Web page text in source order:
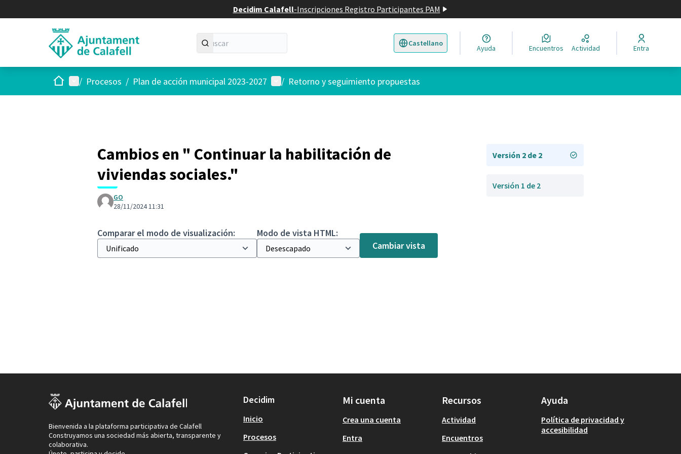
Decidim Calafell-Inscripciones Registro Participantes PAM
Castellano
Triar la llengua Elegir el idioma
Ayuda Encuentros Actividad Entra
InicioMenú principal
/ Procesos / Plan de acción municipal 2023-2027 Menú de usuario
/ Retorno y seguimiento propuestas
Cambios en " Continuar la habilitación de
viviendas sociales."
GO
28/11/2024 11:31
Comparar el modo de visualización:
Modo de vista HTML:
Cambiar vista
Versión 2 de 2
Versión 1 de 2
Bienvenida a la plataforma participativa de Calafell
Construyamos una sociedad más abierta, transparente y
colaborativa.
Decidim
Inicio
Procesos
Mi cuenta
Crea una cuenta
Entra
Recursos
Actividad
Encuentros
Ayuda
Política de privacidad y
accesibilidad